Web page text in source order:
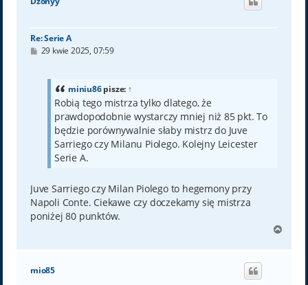
Re: Serie A
P29 kwie 2025, 07:59
miniu86pisze: ↑
Robią tego mistrza tylko dlatego, że
prawdopodobnie wystarczy mniej niż 85 pkt. To
będzie porównywalnie słaby mistrz do Juve
Sarriego czy Milanu Piolego. Kolejny Leicester
Serie A.
Juve Sarriego czy Milan Piolego to hegemony przy
Napoli Conte. Ciekawe czy doczekamy się mistrza
poniżej 80 punktów.
g
mio85